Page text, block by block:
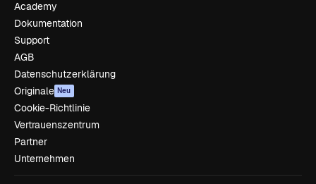
Academy
Dokumentation
Support
AGB
Datenschutzerklärung
Originale Neu
Cookie-Richtlinie
Vertrauenszentrum
Partner
Unternehmen